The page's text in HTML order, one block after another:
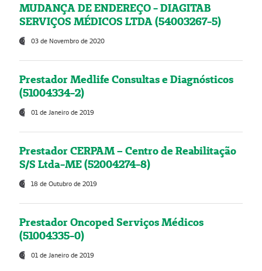
MUDANÇA DE ENDEREÇO - DIAGITAB
SERVIÇOS MÉDICOS LTDA (54003267-5)
03 de Novembro de 2020
Prestador Medlife Consultas e Diagnósticos
(51004334-2)
01 de Janeiro de 2019
Prestador CERPAM – Centro de Reabilitação
S/S Ltda-ME (52004274-8)
18 de Outubro de 2019
Prestador Oncoped Serviços Médicos
(51004335-0)
01 de Janeiro de 2019